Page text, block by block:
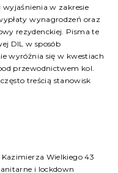
wyjaśnienia w zakresie
wynagrodzeń oraz
rezydenckiej. Pisma te
DIL w sposób
wyróżnia się w kwestiach
przewodnictwem kol.
treścią stanowisk
Wielkiego 43
i lockdown